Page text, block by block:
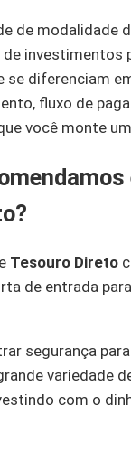
de modalidade
investimentos
se diferenciam
fluxo de
você monte
Tesouro Direto
de entrada
segurança
variedade
com o